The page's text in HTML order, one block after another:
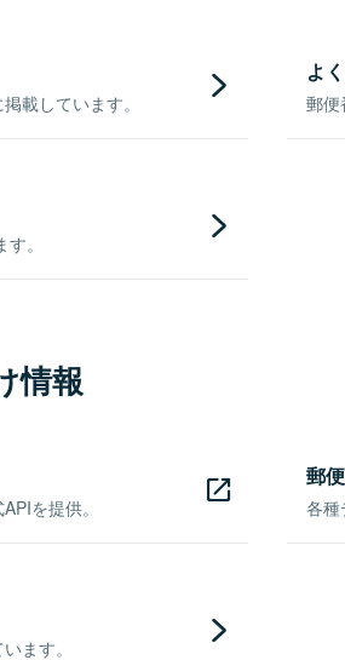
載しています。
よ
郵便
。
情報
を提供。
郵
各種
ます。